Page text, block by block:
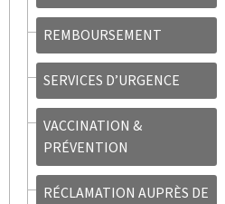
REMBOURSEMENT
SERVICES D’URGENCE
VACCINATION &
PRÉVENTION
RÉCLAMATION AUPRÈS DE